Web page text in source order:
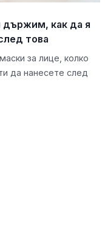
държим, как да я
това
за лице, колко
да нанесете след